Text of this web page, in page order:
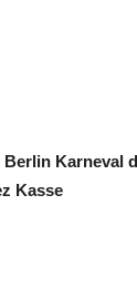
Berlin Karneval
Kasse